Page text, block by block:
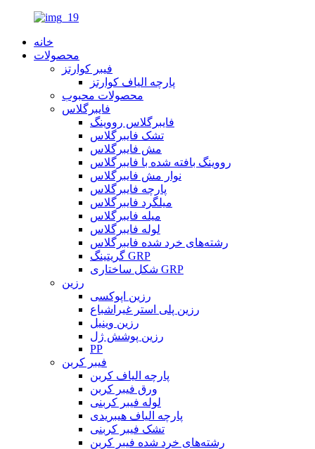
خانه
محصولات
فیبر کوارتز
پارچه الیاف کوارتز
محصولات محبوب
فایبرگلاس
فایبرگلاس رووینگ
تشک فایبرگلاس
مش فایبرگلاس
رووینگ بافته شده با فایبرگلاس
نوار مش فایبرگلاس
پارچه فایبرگلاس
میلگرد فایبرگلاس
میله فایبرگلاس
لوله فایبرگلاس
رشته‌های خرد شده فایبرگلاس
گریتینگ GRP
شکل ساختاری GRP
رزین
رزین اپوکسی
رزین پلی استر غیراشباع
رزین وینیل
رزین پوشش ژل
PP
فیبر کربن
پارچه الیاف کربن
ورق فیبر کربن
لوله فیبر کربنی
پارچه الیاف هیبریدی
تشک فیبر کربنی
رشته‌های خرد شده فیبر کربن